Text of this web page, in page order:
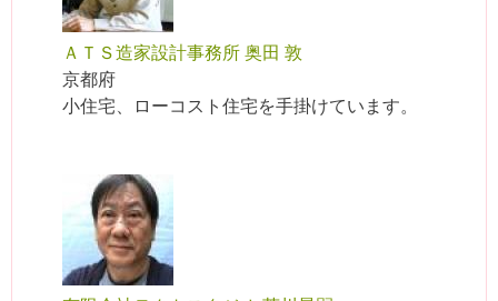
ＡＴＳ造家設計事務所 奥田 敦
京都府
小住宅、ローコスト住宅を手掛けています。